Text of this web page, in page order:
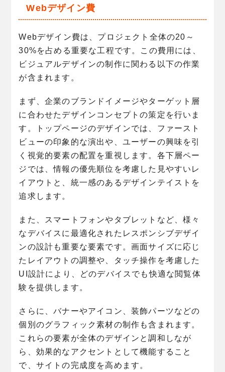
Webデザイン費
Webデザイン費は、プロジェクト全体の20～
30%を占める重要な工程です。この費用には、
ビジュアルデザインの制作に関わる以下の作業
が含まれます。
まず、企業のブランドイメージやターゲット層
に合わせたデザインコンセプトの策定を行いま
す。トップページのデザインでは、ファースト
ビューの印象的な演出や、ユーザーの興味を引
く視覚的要素の配置を重視します。各下層ペー
ジでは、情報の優先順位を考慮した見やすいレ
イアウトと、統一感のあるデザインテイストを
追求します。
また、スマートフォンやタブレットなど、様々
なデバイスに最適化されたレスポンシブデザイ
ンの設計も重要な要素です。画面サイズに応じ
たレイアウトの調整や、タッチ操作を考慮した
UI設計により、どのデバイスでも快適な閲覧体
験を提供します。
さらに、バナーやアイコン、装飾パーツなどの
個別のグラフィック素材の制作も含まれます。
これらの要素が全体のデザインと調和しなが
ら、効果的なアクセントとして機能すること
で、サイトの完成度を高めます。